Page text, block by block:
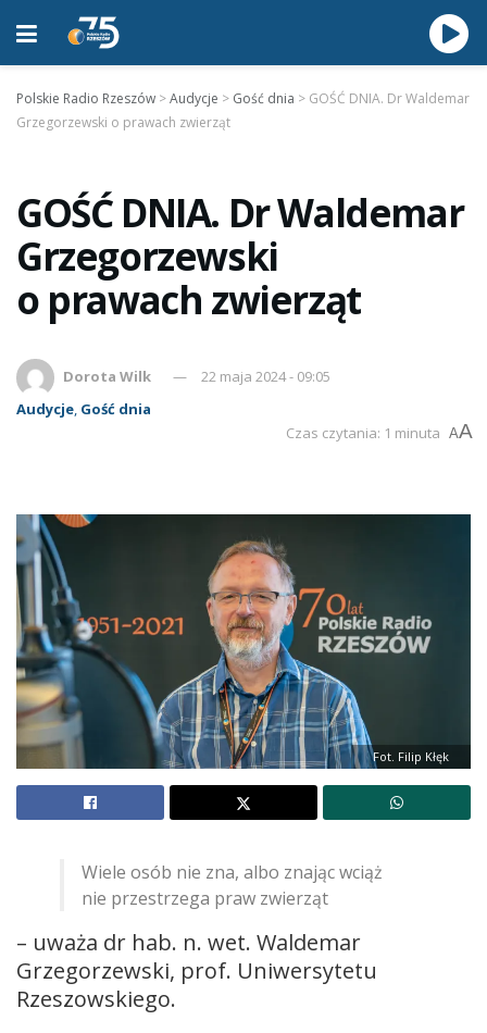
Polskie Radio Rzeszów >Audycje > Gość dnia > GOŚĆ DNIA. Dr Waldemar
Grzegorzewski o prawach zwierząt
GOŚĆ DNIA. Dr Waldemar
Grzegorzewski
o prawach zwierząt
Dorota Wilk
22 maja 2024 - 09:05
Audycje, Gość dnia
Czas czytania: 1 minuta AA
Fot. Filip Kłęk
Wiele osób nie zna, albo znając wciąż
nie przestrzega praw zwierząt
– uważa dr hab. n. wet. Waldemar
Grzegorzewski, prof. Uniwersytetu
Rzeszowskiego.